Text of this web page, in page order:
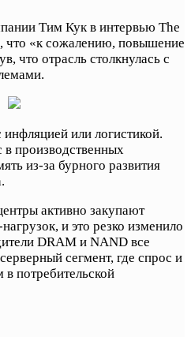
Тим Кук в интервью The
что «к сожалению, повышение
что отрасль столкнулась с
инфляцией или логистикой.
производственных
из-за бурного развития
активно закупают
и это резко изменило
DRAM и NAND все
сегмент, где спрос и
потребительской